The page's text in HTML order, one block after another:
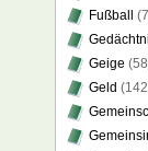
Fußball
Geige
Geld